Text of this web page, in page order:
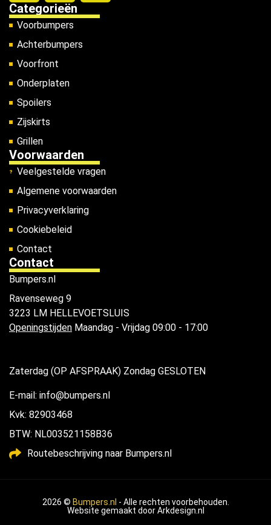
Categorieën
Voorbumpers
Achterbumpers
Voorfront
Onderplaten
Spoilers
Zijskirts
Grillen
Voorwaarden
Veelgestelde vragen
Algemene voorwaarden
Privacyverklaring
Cookiebeleid
Contact
Contact
Bumpers.nl
Ravenseweg 9
3223 LM HELLEVOETSLUIS
Openingstijden Maandag - Vrijdag 09:00 - 17:00
Zaterdag (OP AFSPRAAK) Zondag GESLOTEN
E-mail: info@bumpers.nl
Kvk: 82903468
BTW: NL003521158B36
Routebeschrijving naar Bumpers.nl
2026 © Bumpers.nl - Alle rechten voorbehouden.
Website gemaakt doorArkdesign.nl